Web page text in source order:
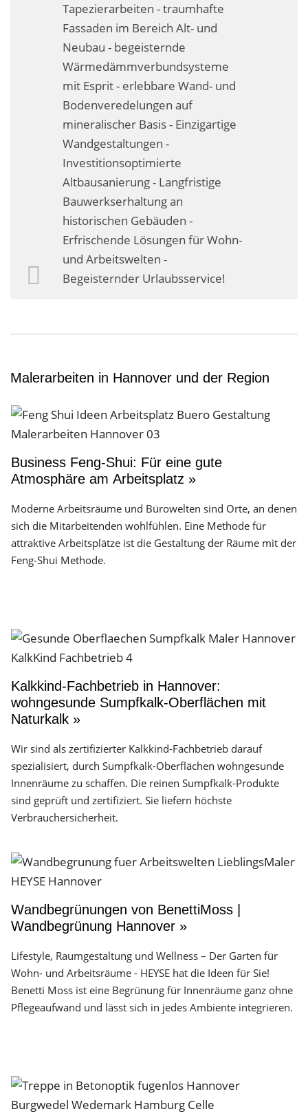
Heyse Lifestyle
Kontakt
Navigation schließen
Tapezierarbeiten - traumhafte
Fassaden im Bereich Alt- und
Neubau - begeisternde
Wärmedämmverbundsysteme
mit Esprit - erlebbare Wand- und
Bodenveredelungen auf
mineralischer Basis - Einzigartige
Wandgestaltungen -
Investitionsoptimierte
Altbausanierung - Langfristige
Bauwerkserhaltung an
historischen Gebäuden -
Erfrischende Lösungen für Wohn-
und Arbeitswelten -
Begeisternder Urlaubsservice!
Malerarbeiten in Hannover und der Region
Business Feng-Shui: Für eine gute
Atmosphäre am Arbeitsplatz »
Moderne Arbeitsräume und Bürowelten sind Orte, an denen
sich die Mitarbeitenden wohlfühlen. Eine Methode für
attraktive Arbeitsplätze ist die Gestaltung der Räume mit der
Feng-Shui Methode.
Kalkkind-Fachbetrieb in Hannover:
wohngesunde Sumpfkalk-Oberflächen mit
Naturkalk »
Wir sind als zertifizierter Kalkkind-Fachbetrieb darauf
spezialisiert, durch Sumpfkalk-Oberflächen wohngesunde
Innenräume zu schaffen. Die reinen Sumpfkalk-Produkte
sind geprüft und zertifiziert. Sie liefern höchste
Verbrauchersicherheit.
Wandbegrünungen von BenettiMoss |
Wandbegrünung Hannover »
Lifestyle, Raumgestaltung und Wellness – Der Garten für
Wohn- und Arbeitsräume - HEYSE hat die Ideen für Sie!
Benetti Moss ist eine Begrünung für Innenräume ganz ohne
Pflegeaufwand und lässt sich in jedes Ambiente integrieren.